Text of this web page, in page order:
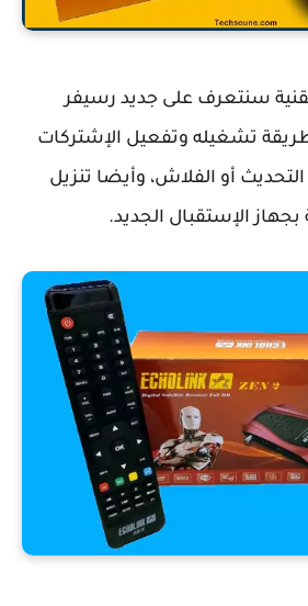
سنتعرف على جديد رسيفر
زين 2، مع طريقة تشغيله وتفعيل الإشتركات
أو الفلاش، وأيضا تنزيل
الإستقبال الجديد.